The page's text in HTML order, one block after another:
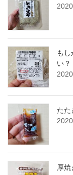
も
い？
たた
厚